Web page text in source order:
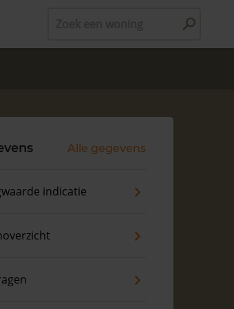
Alle gegevens
indicatie